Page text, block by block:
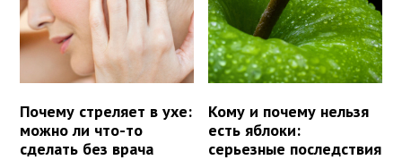
Почему стреляет в ухе:
можно ли что-то
сделать без врача
Кому и почему нельзя
есть яблоки:
серьезные последствия